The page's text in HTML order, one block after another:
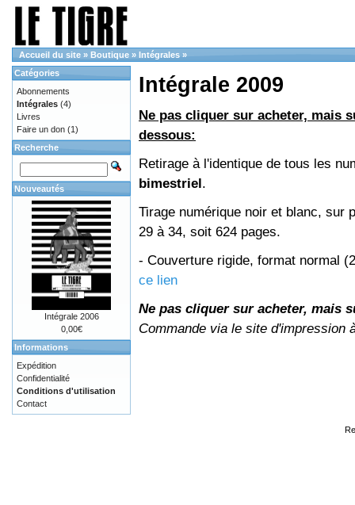
Accueil du site » Boutique » Intégrales »
Intégrale 2009
Ne pas cliquer sur acheter, mais
dessous:
Retirage à l'identique de tous les
bimestriel.
Tirage numérique noir et blanc, sur
29 à 34, soit 624 pages.
- Couverture rigide, format normal
ce lien
Ne pas cliquer sur acheter, mais
Commande via le site d'impression
Catégories
Abonnements
Intégrales (4)
Livres
Faire un don (1)
Recherche
Nouveautés
Intégrale 2006
0,00€
Informations
Expédition
Confidentialité
Conditions d'utilisation
Contact